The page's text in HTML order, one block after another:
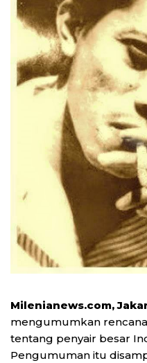
Milenianews.com,
mengumumkan
tentang penyair besar
Pengumuman itu